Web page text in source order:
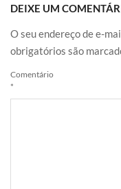
DEIXE UM
O seu endereço de e-
obrigatórios são
Comentário
*